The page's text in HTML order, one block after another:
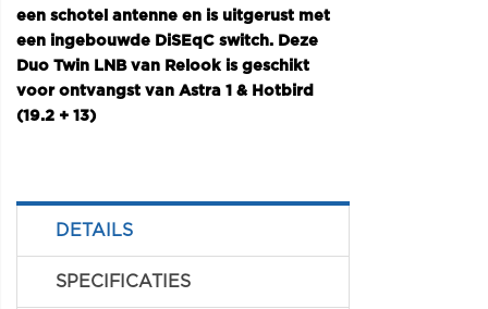
een schotel antenne en is uitgerust met
een ingebouwde DiSEqC switch. Deze
Duo Twin LNB van Relook is geschikt
voor ontvangst van Astra 1 & Hotbird
(19.2 + 13)
DETAILS
SPECIFICATIES